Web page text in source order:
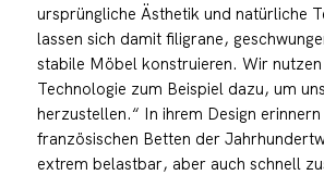
ursprüngliche Ästhetik und natürliche
lassen sich damit filigrane,
stabile Möbel konstruieren. Wir nutzen
Technologie zum Beispiel dazu, um
herzustellen.“ In ihrem Design
französischen Betten der
extrem belastbar, aber auch schnell